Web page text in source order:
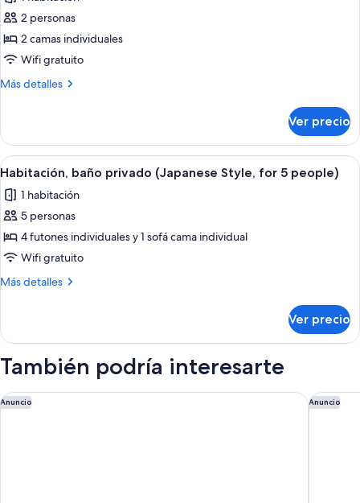
fotos
de
Habitación
con
individuales,
baño
privado
2 personas
2 camas individuales
Wifi gratuito
Más detalles
Más
con
camas
baño
privado
Ver precio
Abrir
todas
las
fotos
de
Habitación,
baño
Style,
for
Una habitación de hotel con un sofá,
7
Habitación, baño privado (Japanese Style, for 5 people)
1 habitación
5 personas
4 futones individuales y 1 sofá cama individual
Wifi gratuito
Más detalles
Más
baño
(Japanese
for
5
Ver precio
También podría interesarte
Anuncio
MONday Apart Premium KYOTO Station Anuncio
The